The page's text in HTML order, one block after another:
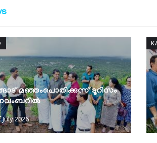
വില്ലേജ് ഓഫീസ് കെട്ടിടം
ചെയ്തു
2026